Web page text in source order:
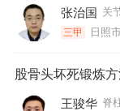
张治国 关
三甲 日照
股骨头坏死锻炼
王骏华 脊